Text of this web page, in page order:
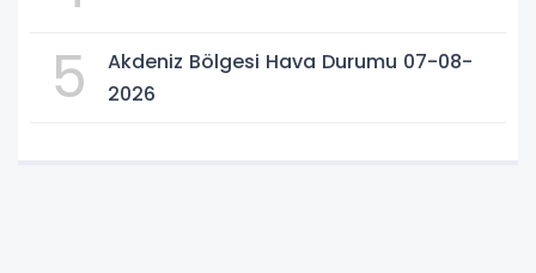
5
Akdeniz Bölgesi Hava Durumu 07-08-
2026